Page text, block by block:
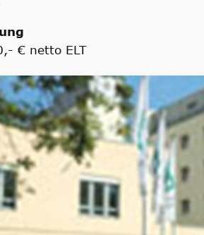
€ netto ELT